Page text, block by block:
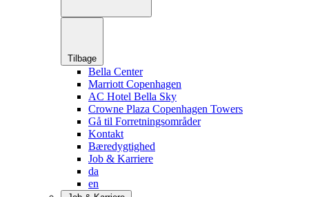
Tilbage
Bella Center
Marriott Copenhagen
AC Hotel Bella Sky
Crowne Plaza Copenhagen Towers
Gå til Forretningsområder
Kontakt
Bæredygtighed
Job & Karriere
da
en